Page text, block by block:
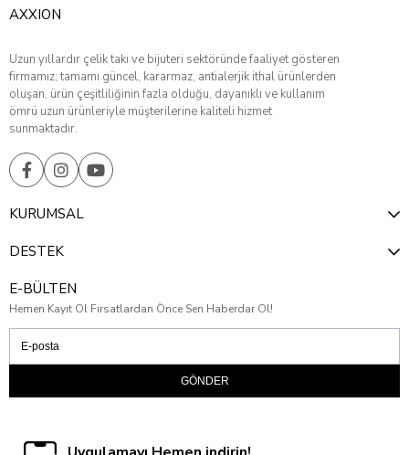
AXXION
Uzun yıllardır çelik takı ve bijuteri sektöründe faaliyet gösteren
firmamız; tamamı güncel, kararmaz, antialerjik ithal ürünlerden
oluşan, ürün çeşitliliğinin fazla olduğu, dayanıklı ve kullanım
ömrü uzun ürünleriyle müşterilerine kaliteli hizmet
sunmaktadır.
KURUMSAL
DESTEK
E-BÜLTEN
Hemen Kayıt Ol Fırsatlardan Önce Sen Haberdar Ol!
GÖNDER